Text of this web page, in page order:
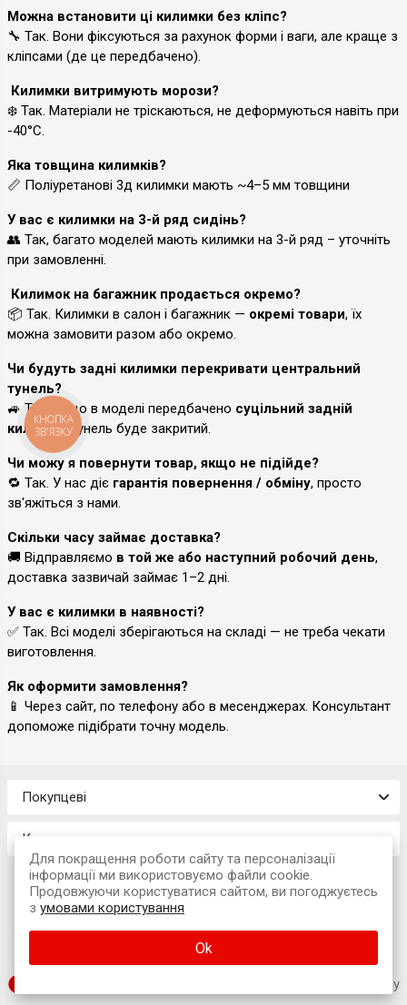
Можна встановити ці килимки без кліпс?
🔧 Так. Вони фіксуються за рахунок форми і ваги, але краще з
кліпсами (де це передбачено).
Килимки витримують морози?
❄️ Так. Матеріали не тріскаються, не деформуються навіть при
-40°C.
Яка товщина килимків?
📏 Поліуретанові 3д килимки мають ~4–5 мм товщини
У вас є килимки на 3-й ряд сидінь?
👥 Так, багато моделей мають килимки на 3-й ряд – уточніть
при замовленні.
Килимок на багажник продається окремо?
📦 Так. Килимки в салон і багажник — окремі товари, їх
можна замовити разом або окремо.
Чи будуть задні килимки перекривати центральний
тунель?
🚙 Так, якщо в моделі передбачено суцільний задній
килимок, тунель буде закритий.
Чи можу я повернути товар, якщо не підійде?
🔁 Так. У нас діє гарантія повернення / обміну, просто
зв'яжіться з нами.
Скільки часу займає доставка?
🚚 Відправляємо в той же або наступний робочий день,
доставка зазвичай займає 1–2 дні.
У вас є килимки в наявності?
✅ Так. Всі моделі зберігаються на складі — не треба чекати
виготовлення.
Як оформити замовлення?
📱 Через сайт, по телефону або в месенджерах. Консультант
допоможе підібрати точну модель.
Покупцеві
Контакти
© 2026 Інтернет-магазин «Avtokompleks»
м. Львів, вул. Наукова, 7А (офіс)
SUFIX web agency
Для покращення роботи сайту та персоналізації
інформації ми використовуємо файли cookie.
Продовжуючи користуватися сайтом, ви погоджуєтесь
з умовами користування
Ok
КНОПКА
ЗВ'ЯЗКУ